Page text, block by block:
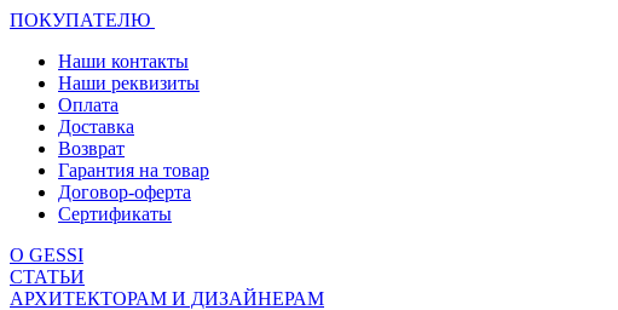
ПОКУПАТЕЛЮ
Наши контакты
Наши реквизиты
Оплата
Доставка
Возврат
Гарантия на товар
Договор-оферта
Сертификаты
О GESSI
СТАТЬИ
АРХИТЕКТОРАМ И ДИЗАЙНЕРАМ